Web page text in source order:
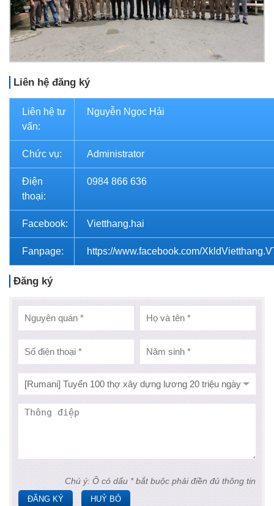
Liên hệ đăng ký
Liên hệ tư
vấn:
Nguyễn Ngọc Hải
Chức vụ: Administrator
Điện
thoại:
0984 866 636
Facebook: Vietthang.hai
Fanpage: https://www.facebook.com/
Đăng ký
Chú ý: Ô có dấu * bắt buộc phải điền đủ thông tin
ĐĂNG KÝ HUỶ BỎ